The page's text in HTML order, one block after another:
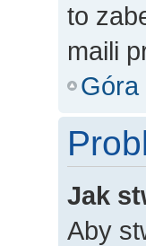
to
maili
Góra
Jak
Aby